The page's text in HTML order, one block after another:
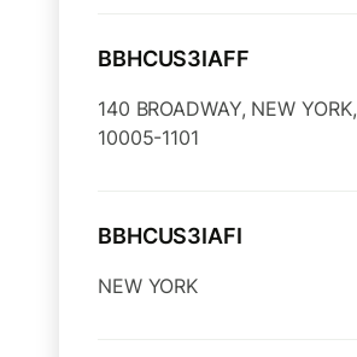
BBHCUS3IAFF
140 BROADWAY, NEW YORK,
10005-1101
BBHCUS3IAFI
NEW YORK